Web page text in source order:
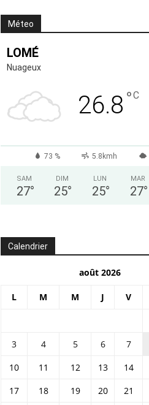
Méteo
LOMÉ
Nuageux
26.8 °C
73 % 5.8kmh
SAM
27°
DIM
25°
LUN
25°
MAR
27°
Calendrier
août 2026
L M M J V
3
4 5 6 7
10
11 12 13 14
17
18 19 20 21